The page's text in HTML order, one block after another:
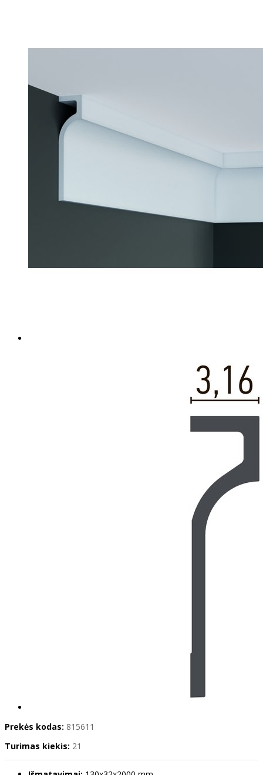
Prekės kodas: 815611
Turimas kiekis: 21